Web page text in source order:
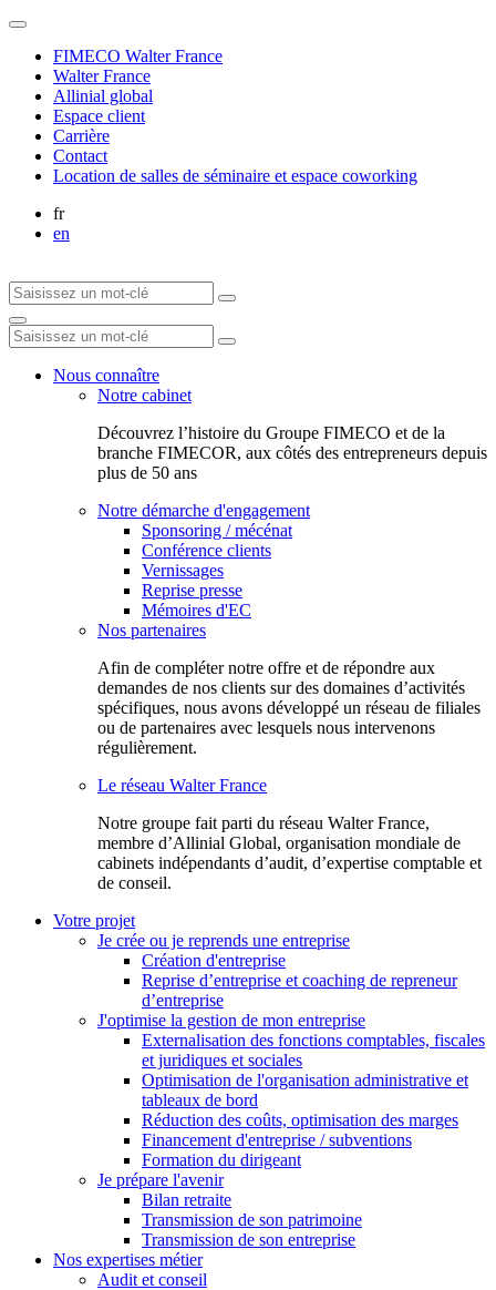
FIMECO Walter France
Walter France
Allinial global
Espace client
Carrière
Contact
Location de salles de séminaire et espace coworking
fr
en
Nous connaître
Notre cabinet
Découvrez l’histoire du Groupe FIMECO et de la
branche FIMECOR, aux côtés des entrepreneurs depuis
plus de 50 ans
Notre démarche d'engagement
Sponsoring / mécénat
Conférence clients
Vernissages
Reprise presse
Mémoires d'EC
Nos partenaires
Afin de compléter notre offre et de répondre aux
demandes de nos clients sur des domaines d’activités
spécifiques, nous avons développé un réseau de filiales
ou de partenaires avec lesquels nous intervenons
régulièrement.
Le réseau Walter France
Notr​e groupe fait parti du réseau Walter France,
membre d’Allinial Global, organisation mondiale de
cabinets indépendants d’audit, d’expertise comptable et
de conseil.
Votre projet
Je crée ou je reprends une entreprise
Création d'entreprise
Reprise d’entreprise et coaching de repreneur
d’entreprise
J'optimise la gestion de mon entreprise
Externalisation des fonctions comptables, fiscales
et juridiques et sociales
Optimisation de l'organisation administrative et
tableaux de bord
Réduction des coûts, optimisation des marges
Financement d'entreprise / subventions
Formation du dirigeant
Je prépare l'avenir
Bilan retraite
Transmission de son patrimoine
Transmission de son entreprise
Nos expertises métier
Audit et conseil